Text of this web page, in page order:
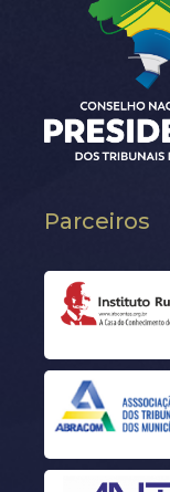
Parceiros